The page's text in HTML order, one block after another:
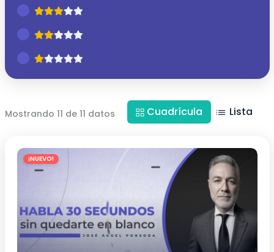
Mostrando 11 de 11 datos Cuadrícula Lista
¡NUEVO!